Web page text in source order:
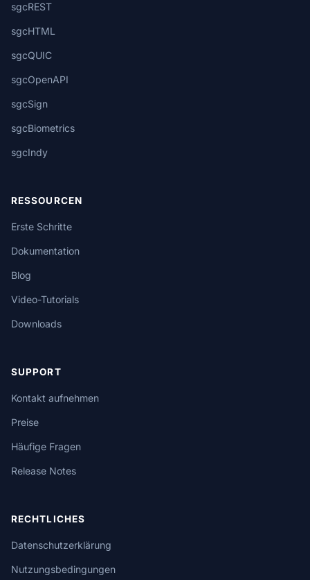
sgcREST
sgcHTML
sgcQUIC
sgcOpenAPI
sgcSign
sgcBiometrics
sgcIndy
RESSOURCEN
Erste Schritte
Dokumentation
Blog
Video-Tutorials
Downloads
SUPPORT
Kontakt aufnehmen
Preise
Häufige Fragen
Release Notes
RECHTLICHES
Datenschutzerklärung
Nutzungsbedingungen